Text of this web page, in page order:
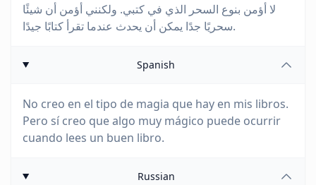
لا أؤمن بنوع السحر الذي في كتبي. ولكنني أؤمن أن شيئًا
سحريًا جدًا يمكن أن يحدث عندما تقرأ كتابًا جيدًا.
Spanish
No creo en el tipo de magia que hay en mis libros.
Pero sí creo que algo muy mágico puede ocurrir
cuando lees un buen libro.
Russian